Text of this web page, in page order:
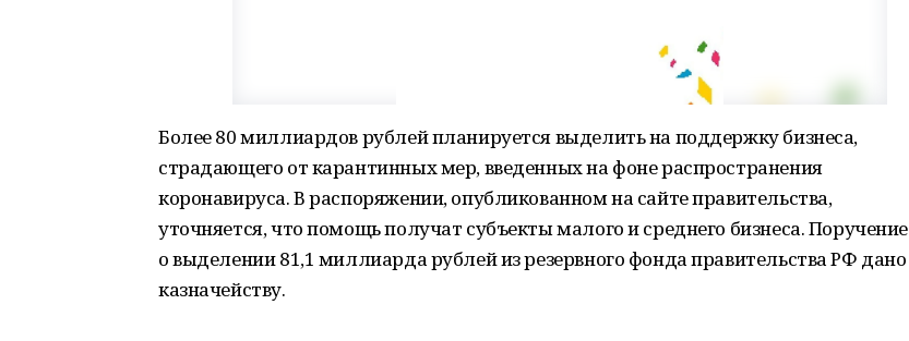
Более 80 миллиардов рублей планируется выделить на поддержку бизнеса,
страдающего от карантинных мер, введенных на фоне распространения
коронавируса. В распоряжении, опубликованном на сайте правительства,
уточняется, что помощь получат субъекты малого и среднего бизнеса. Поручение
о выделении 81,1 миллиарда рублей из резервного фонда правительства РФ дано
казначейству.